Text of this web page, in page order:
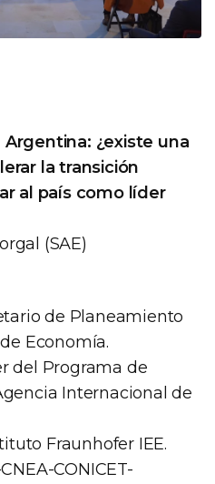
¿existe una
la transición
al país como líder
(SAE)
de Planeamiento
Economía.
del Programa de
Internacional de
Fraunhofer IEE.
CONICET-